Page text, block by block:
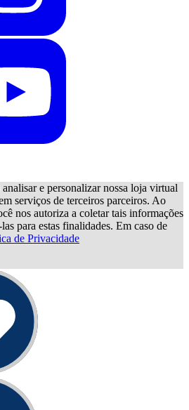
e personalizar nossa loja virtual
serviços de terceiros parceiros. Ao
nos autoriza a coletar tais informações
para estas finalidades. Em caso de
de Privacidade